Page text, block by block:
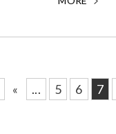
« ... 5 6 7